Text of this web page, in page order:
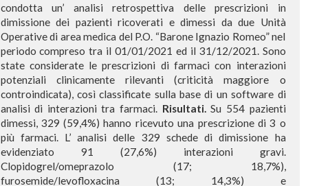
condotta un’ analisi retrospettiva delle prescrizioni in
dimissione dei pazienti ricoverati e dimessi da due Unità
Operative di area medica del P.O. “Barone Ignazio Romeo” nel
periodo compreso tra il 01/01/2021 ed il 31/12/2021. Sono
state considerate le prescrizioni di farmaci con interazioni
potenziali clinicamente rilevanti (criticità maggiore o
controindicata), così classificate sulla base di un software di
analisi di interazioni tra farmaci. Risultati.Su 554 pazienti
dimessi, 329 (59,4%) hanno ricevuto una prescrizione di 3 o
più farmaci. L’ analisi delle 329 schede di dimissione ha
evidenziato 91 (27,6%) interazioni gravi.
Clopidogrel/omeprazolo (17; 18,7%),
furosemide/levofloxacina (13; 14,3%) e